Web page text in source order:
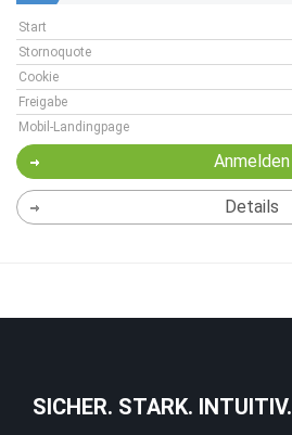
Start
Stornoquote
Cookie
Freigabe
Mobil-Landingpage
Anmelden
Details
SICHER. STARK. INTUITIV.